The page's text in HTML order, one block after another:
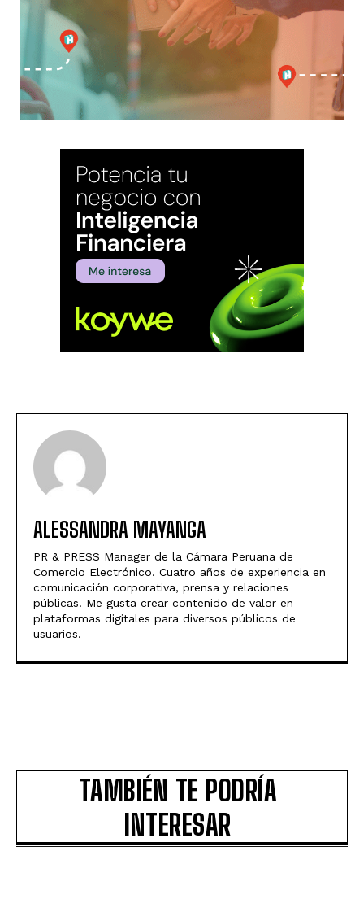
ALESSANDRA MAYANGA
PR & PRESS Manager de la Cámara Peruana de
Comercio Electrónico. Cuatro años de experiencia en
comunicación corporativa, prensa y relaciones
públicas. Me gusta crear contenido de valor en
plataformas digitales para diversos públicos de
usuarios.
TAMBIÉN TE PODRÍA
INTERESAR